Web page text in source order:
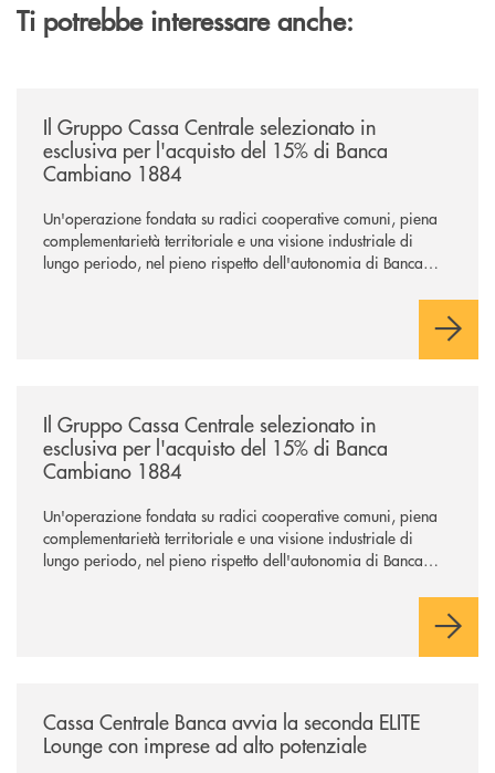
Ti potrebbe interessare anche:
Il Gruppo Cassa Centrale selezionato in
esclusiva per l'acquisto del 15% di Banca
Cambiano 1884
Un'operazione fondata su radici cooperative comuni, piena
complementarietà territoriale e una visione industriale di
lungo periodo, nel pieno rispetto dell'autonomia di Banca
negoziazione esclusiva per la finalizzazione dell’operazione.
Il Gruppo Cassa Centrale selezionato in
esclusiva per l'acquisto del 15% di Banca
Cambiano 1884
Un'operazione fondata su radici cooperative comuni, piena
complementarietà territoriale e una visione industriale di
lungo periodo, nel pieno rispetto dell'autonomia di Banca
negoziazione esclusiva per la finalizzazione dell’operazione.
Cassa Centrale Banca avvia la seconda ELITE
Lounge con imprese ad alto potenziale